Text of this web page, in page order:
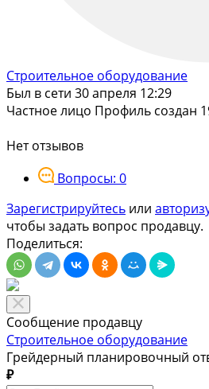
Строительное оборудование
Был в сети 30 апреля 12:29
Частное лицо Профиль создан
Нет отзывов
Вопросы: 0
Зарегистрируйтесь или
чтобы задать вопрос продавцу.
Поделиться:
Сообщение продавцу
Строительное оборудование
Грейдерный планировочный
₽